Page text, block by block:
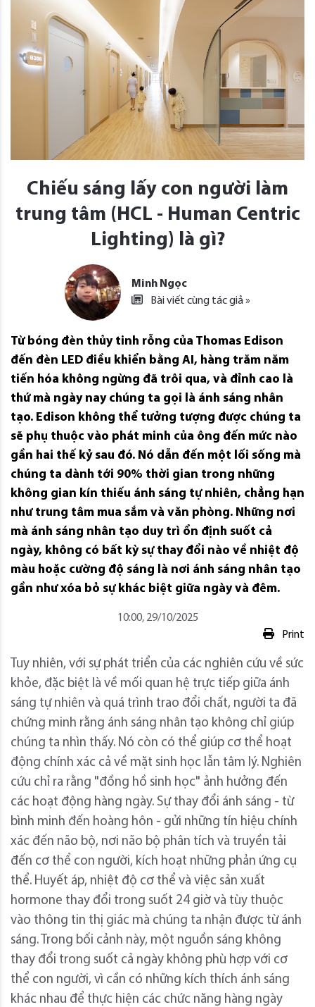
Chiếu sáng lấy con người làm
trung tâm (HCL - Human Centric
Lighting) là gì?
Minh Ngọc
Bài viết cùng tác giả »
Từ bóng đèn thủy tinh rỗng của Thomas Edison
đến đèn LED điều khiển bằng AI, hàng trăm năm
tiến hóa không ngừng đã trôi qua, và đỉnh cao là
thứ mà ngày nay chúng ta gọi là ánh sáng nhân
tạo. Edison không thể tưởng tượng được chúng ta
sẽ phụ thuộc vào phát minh của ông đến mức nào
gần hai thế kỷ sau đó. Nó dẫn đến một lối sống mà
chúng ta dành tới 90% thời gian trong những
không gian kín thiếu ánh sáng tự nhiên, chẳng hạn
như trung tâm mua sắm và văn phòng. Những nơi
mà ánh sáng nhân tạo duy trì ổn định suốt cả
ngày, không có bất kỳ sự thay đổi nào về nhiệt độ
màu hoặc cường độ sáng là nơi ánh sáng nhân tạo
gần như xóa bỏ sự khác biệt giữa ngày và đêm.
10:00, 29/10/2025
Print
Tuy nhiên, với sự phát triển của các nghiên cứu về sức
khỏe, đặc biệt là về mối quan hệ trực tiếp giữa ánh
sáng tự nhiên và quá trình trao đổi chất, người ta đã
chứng minh rằng ánh sáng nhân tạo không chỉ giúp
chúng ta nhìn thấy. Nó còn có thể giúp cơ thể hoạt
động chính xác cả về mặt sinh học lẫn tâm lý. Nghiên
cứu chỉ ra rằng "đồng hồ sinh học" ảnh hưởng đến
các hoạt động hàng ngày. Sự thay đổi ánh sáng - từ
bình minh đến hoàng hôn - gửi những tín hiệu chính
xác đến não bộ, nơi não bộ phân tích và truyền tải
đến cơ thể con người, kích hoạt những phản ứng cụ
thể. Huyết áp, nhiệt độ cơ thể và việc sản xuất
hormone thay đổi trong suốt 24 giờ và tùy thuộc
vào thông tin thị giác mà chúng ta nhận được từ ánh
sáng. Trong bối cảnh này, một nguồn sáng không
thay đổi trong suốt cả ngày không phù hợp với cơ
thể con người, vì cần có những kích thích ánh sáng
khác nhau để thực hiện các chức năng hàng ngày